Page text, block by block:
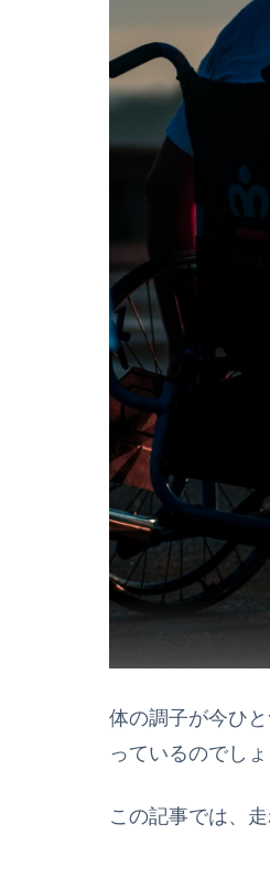
体の調子が今ひ
っているのでし
この記事では、